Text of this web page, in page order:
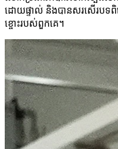
ដោយផ្ទាល់ និងបានសរសើរបទ
ខ្ចោះរបស់ពួកគេ។